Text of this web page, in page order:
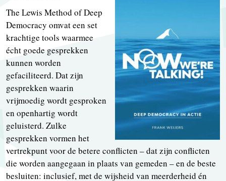
The Lewis Method of Deep
Democracy omvat een set
krachtige tools waarmee
écht goede gesprekken
kunnen worden
gefaciliteerd. Dat zijn
gesprekken waarin
vrijmoedig wordt gesproken
en openhartig wordt
geluisterd. Zulke
gesprekken vormen het
vertrekpunt voor de betere conflicten – dat zijn conflicten
die worden aangegaan in plaats van gemeden – en de beste
besluiten: inclusief, met de wijsheid van meerderheid én